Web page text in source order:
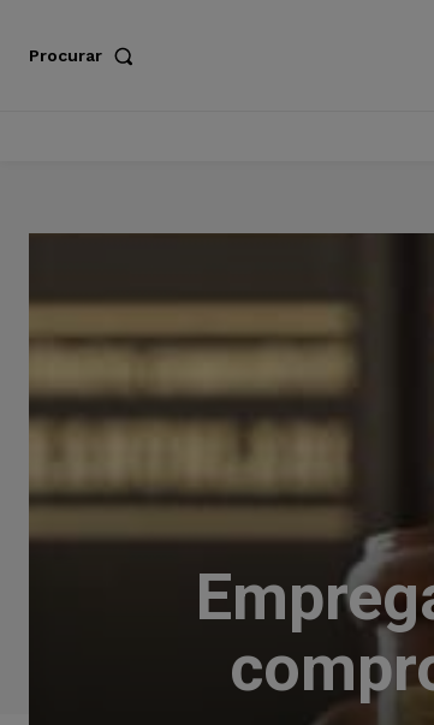
Procurar